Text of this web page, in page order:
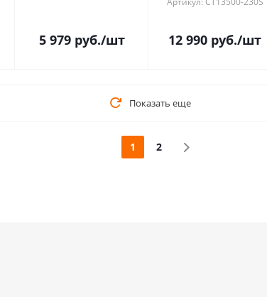
5 979руб./шт 12 990 руб./шт
Показать еще
1 2